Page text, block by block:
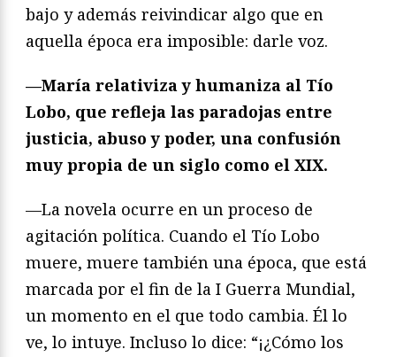
bajo y además reivindicar algo que en
aquella época era imposible: darle voz.
—María relativiza y humaniza al Tío
Lobo, que refleja las paradojas entre
justicia, abuso y poder, una confusión
muy propia de un siglo como el XIX.
—La novela ocurre en un proceso de
agitación política. Cuando el Tío Lobo
muere, muere también una época, que está
marcada por el fin de la I Guerra Mundial,
un momento en el que todo cambia. Él lo
ve, lo intuye. Incluso lo dice: “¡¿Cómo los